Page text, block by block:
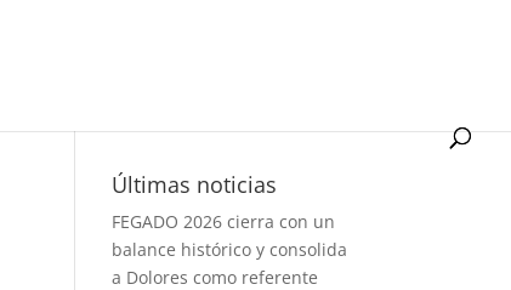
Últimas noticias
FEGADO 2026 cierra con un
balance histórico y consolida
a Dolores como referente